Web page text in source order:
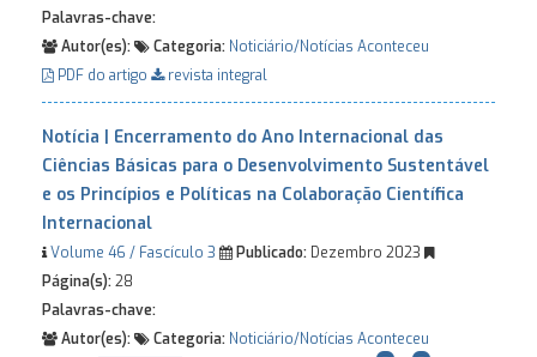
Palavras-chave:
Autor(es):
Categoria: Noticiário/Notícias Aconteceu
PDF do artigo
revista integral
Notícia | Encerramento do Ano Internacional das
Ciências Básicas para o Desenvolvimento Sustentável
e os Princípios e Políticas na Colaboração Científica
Internacional
Volume 46 / Fascículo 3 Publicado: Dezembro 2023
Página(s):28
Palavras-chave:
Autor(es):
Categoria: Noticiário/Notícias Aconteceu